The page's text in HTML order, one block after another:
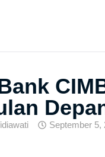
September 5,